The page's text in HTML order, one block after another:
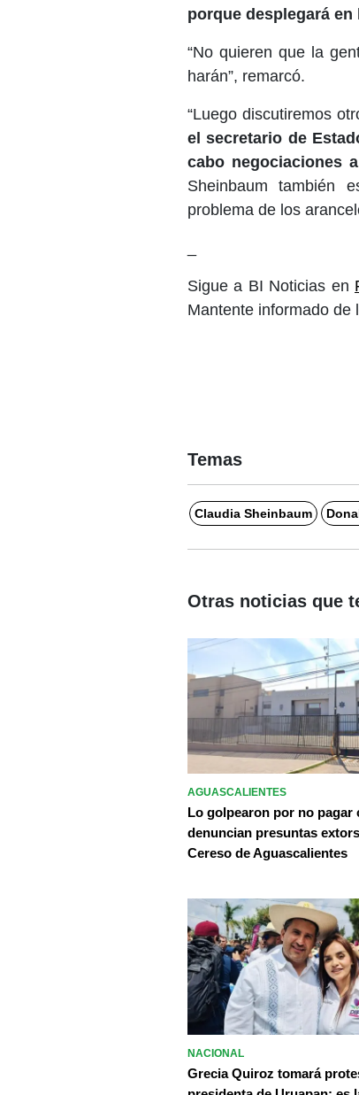
porque desplegará
“No quieren que la
harán”, remarcó.
“Luego discutiremos
el secretario de
cabo negociaciones
Sheinbaum también
problema de los
Sigue a BI Noticias en
Mantente informado de
Temas
Claudia Sheinbaum
Otras noticias que
AGUASCALIENTES
Lo golpearon por no pagar
denuncian presuntas
Cereso de Aguascalientes
NACIONAL
Grecia Quiroz tomará